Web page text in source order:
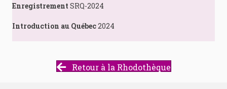
Enregistrement SRQ-2024
Introduction au Québec2024
Retour à la Rhodothèque